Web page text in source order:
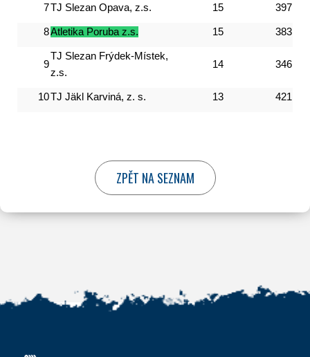
7TJ Slezan Opava, z.s. 15 397
8Atletika Poruba z.s. 15 383
9
TJ Slezan Frýdek-Místek,
z.s.
14 346
10TJ Jäkl Karviná, z. s. 13 421